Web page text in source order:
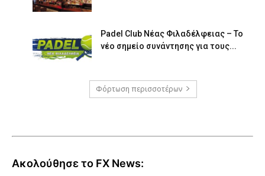
Padel Club Νέας Φιλαδέλφειας – Το
νέο σημείο συνάντησης για τους...
Φόρτωση περισσοτέρων
Ακολούθησε το FX News: